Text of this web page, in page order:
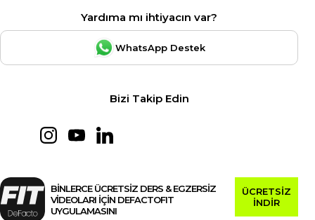
Yardıma mı ihtiyacın var?
WhatsApp Destek
Bizi Takip Edin
BİNLERCE ÜCRETSİZ DERS & EGZERSİZ
VİDEOLARI İÇİN DEFACTOFIT
UYGULAMASINI
ÜCRETSİZ
İNDİR